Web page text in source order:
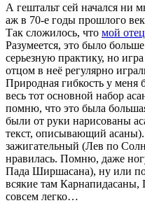
А гештальт сей начался ни
аж в 70-е годы прошлого
Так сложилось, что мой отец
Разумеется, это было
серьезную практику, но
отцом в неё регулярно
Природная гибкость у меня
весь тот основной набор
помню, что это была
были от руки нарисованы
текст, описывающий
зажигательный (Лев по
нравилась. Помню, даже
Пада Ширшасана), ну или
всякие там
совсем легко…